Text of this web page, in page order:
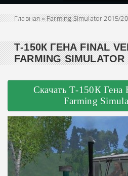
Главная»Farming Simulator 2015/
Т-150К ГЕНА FINAL
FARMING SIMULATOR
Скачать Т-150К Гена
Farming